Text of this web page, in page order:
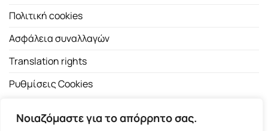
Νοιαζόμαστε για το απόρρητο σας.
Πολιτική cookies
Ασφάλεια συναλλαγών
Translation rights
Ρυθμίσεις Cookies